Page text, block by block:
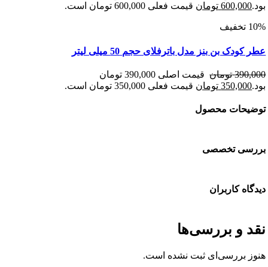
تومان قیمت فعلی 600,000 تومان است.
بن بنز مدل باترفلای حجم 50 میلی لیتر
تومان
قیمت اصلی 390,000 تومان
تومان قیمت فعلی 350,000 تومان است.
محصول
تخصصی
کاربران
و بررسی‌ها
بررسی‌ای ثبت نشده است.